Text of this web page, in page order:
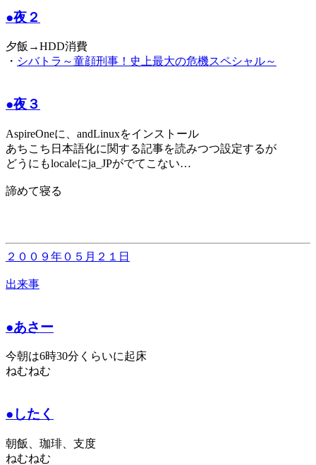
●夜２
夕飯→HDD消費
・ シバトラ～童顔刑事！史上最大の危機スペシャル～
●夜３
AspireOneに、andLinuxをインストール
あちこち日本語化に関する記事を読みつつ設定するが
どうにもlocaleにja_JPがでてこない…
諦めて寝る
２００９年０５月２１日
出来事
●あさー
今朝は6時30分くらいに起床
ねむねむ
●したく
朝飯、珈琲、支度
ねむねむ